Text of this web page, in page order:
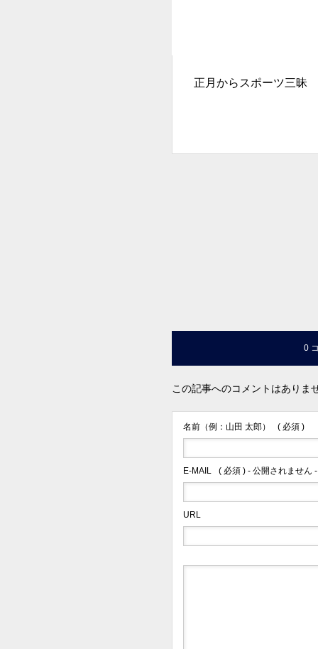
正月からスポーツ三昧
0
この記事へのコメントはありま
名前（例：山田 太郎） ( 必須 )
E-MAIL ( 必須 ) - 公開されません -
URL